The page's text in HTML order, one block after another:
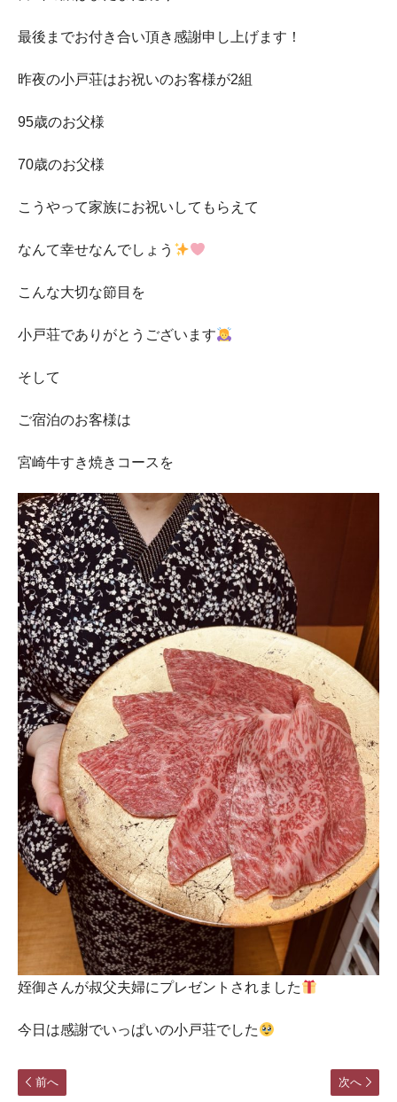
最後までお付き合い頂き感謝申し上げます！
昨夜の小戸荘はお祝いのお客様が2組
95歳のお父様
70歳のお父様
こうやって家族にお祝いしてもらえて
なんて幸せなんでしょう
こんな大切な節目を
小戸荘でありがとうございます
そして
ご宿泊のお客様は
宮崎牛すき焼きコースを
姪御さんが叔父夫婦にプレゼントされました
今日は感謝でいっぱいの小戸荘でした
次へ
前へ